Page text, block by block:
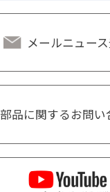
メールニュー
部品に関するお問い